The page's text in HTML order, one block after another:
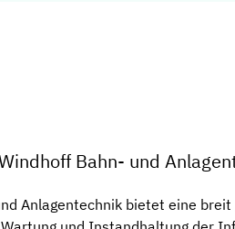
Bahn- und
Anlagentechnik bietet eine